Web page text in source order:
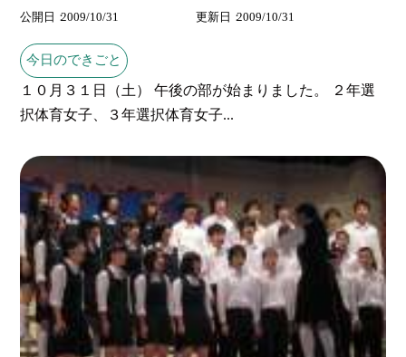
公開日 2009/10/31 更新日 2009/10/31
今日のできごと
１０月３１日（土） 午後の部が始まりました。 ２年選
択体育女子、３年選択体育女子...